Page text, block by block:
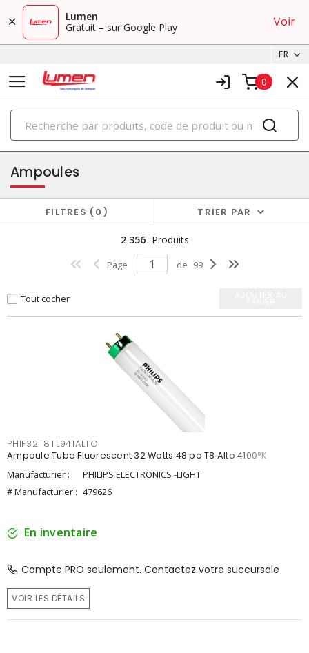
Lumen
Gratuit – sur Google Play
Voir
FR
0
PRODUITS
éclairage
Ampoules
FILTRES 0 TRIER PAR
2 356 Produits
Page de 99
Tout cocher
PHIF32T8TL941ALTO
Ampoule Tube Fluorescent 32 Watts 48 po T8 Alto 4100°K
Manufacturier :
PHILIPS ELECTRONICS -LIGHT
# Manufacturier : 479626
En inventaire
Compte PRO seulement. Contactez votre succursale
VOIR LES DÉTAILS